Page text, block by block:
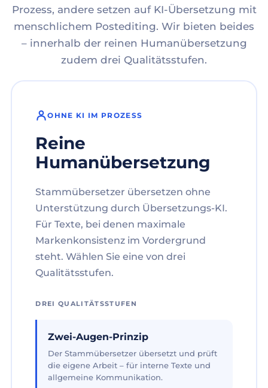
Prozess, andere setzen auf KI-Übersetzung mit
menschlichem Postediting. Wir bieten beides
– innerhalb der reinen Humanübersetzung
zudem drei Qualitätsstufen.
OHNE KI IM PROZESS
Reine
Humanübersetzung
Stammübersetzer übersetzen ohne
Unterstützung durch Übersetzungs-KI.
Für Texte, bei denen maximale
Markenkonsistenz im Vordergrund
steht. Wählen Sie eine von drei
Qualitätsstufen.
DREI QUALITÄTSSTUFEN
Zwei-Augen-Prinzip
Der Stammübersetzer übersetzt und prüft
die eigene Arbeit – für interne Texte und
allgemeine Kommunikation.